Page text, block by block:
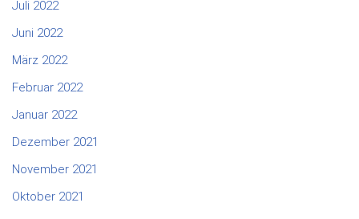
Juli 2022
Juni 2022
März 2022
Februar 2022
Januar 2022
Dezember 2021
November 2021
Oktober 2021